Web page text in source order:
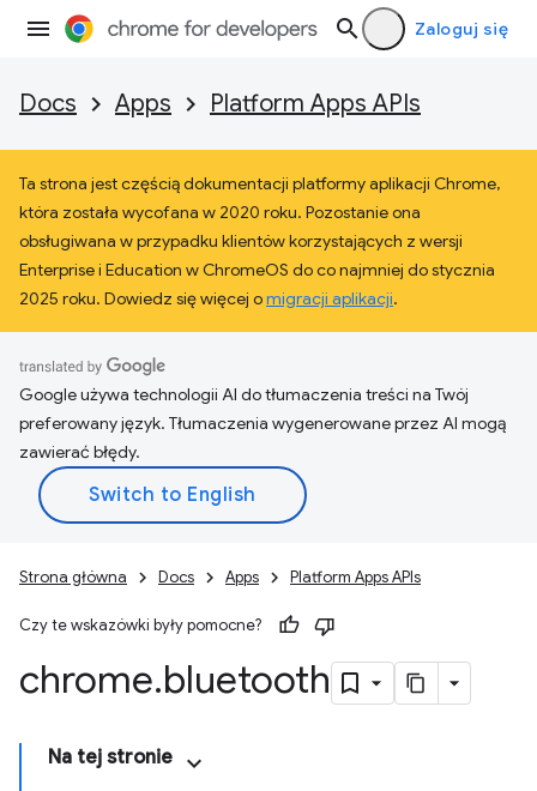
Zaloguj się
Docs Apps Platform Apps APIs
Ta strona jest częścią dokumentacji platformy aplikacji Chrome,
która została wycofana w 2020 roku. Pozostanie ona
obsługiwana w przypadku klientów korzystających z wersji
Enterprise i Education w ChromeOS do co najmniej do stycznia
2025 roku. Dowiedz się więcej omigracji aplikacji.
Google używa technologii AI do tłumaczenia treści na Twój
preferowany język. Tłumaczenia wygenerowane przez AI mogą
zawierać błędy.
Strona główna Docs Apps Platform Apps APIs
Czy te wskazówki były pomocne?
chrome.bluetooth
Na tej stronie